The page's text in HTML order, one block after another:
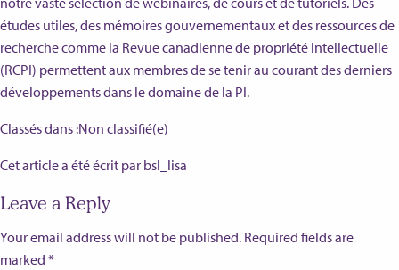
études utiles, des mémoires gouvernementaux et des ressources de
recherche comme la Revue canadienne de propriété intellectuelle
(RCPI) permettent aux membres de se tenir au courant des derniers
développements dans le domaine de la PI.
Classés dans :Non classifié(e)
Cet article a été écrit par bsl_lisa
Leave a Reply
Your email address will not be published. Required fields are
marked *